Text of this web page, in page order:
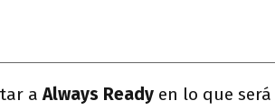
a Always Ready en lo que será